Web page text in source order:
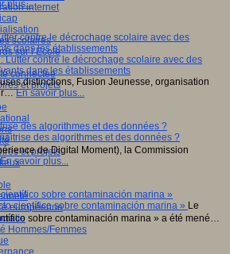
internet
scolaires
sur l’Ecole
connectée
et projets
et projets
européenne
Hommes/Femmes
plus...
contre le décrochage scolaire avec des
dans les établissements
distinctions, Fusion Jeunesse, organisation
En savoir plus...
des algorithmes et des données ?
de Digital Moment), la Commission
En savoir plus...
sobre contaminación marina »
Le
sobre contaminación marina » a été mené…